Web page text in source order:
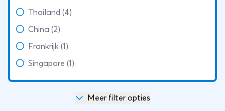
Thailand (4)
China (2)
Frankrijk (1)
Singapore (1)
Meer filter opties